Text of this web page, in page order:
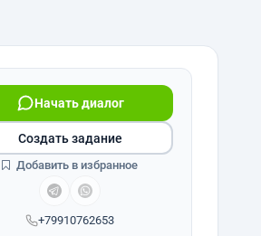
+79910762653
Начать диалог
Создать задание
Добавить в избранное